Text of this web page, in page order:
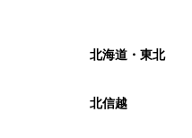
北海道・東北
北信越